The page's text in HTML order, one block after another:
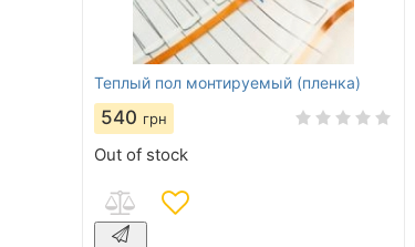
Теплый пол монтируемый (пленка)
540 грн
Out of stock